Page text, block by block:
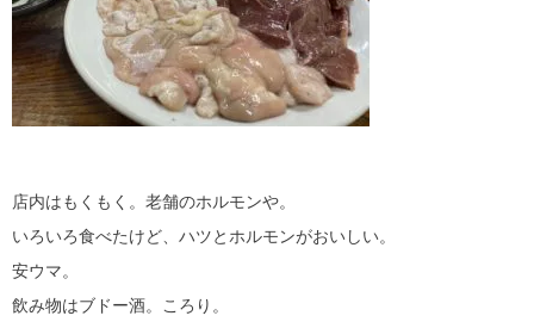
店内はもくもく。老舗のホルモンや。
いろいろ食べたけど、ハツとホルモンがおいしい。
安ウマ。
飲み物はブドー酒。ころり。